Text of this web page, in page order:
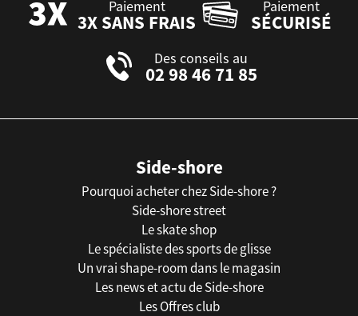
Paiement
3X SANS FRAIS
Paiement
SÉCURISÉ
Des conseils au
02 98 46 71 85
Side-shore
Pourquoi acheter chez Side-shore ?
Side-shore street
Le skate shop
Le spécialiste des sports de glisse
Un vrai shape-room dans le magasin
Les news et actu de Side-shore
Les Offres club